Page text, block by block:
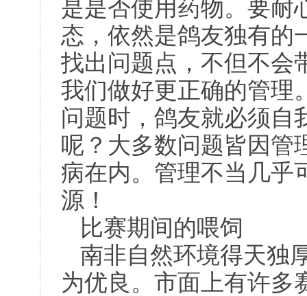
是是否使用药物。要耐
态，依然是鸽友独有的
找出问题点，不但不会
我们做好更正确的管理
问题时，鸽友就必须自
呢？大多数问题皆因管
病在内。管理不当几乎
源！
比赛期间的喂饲
南非自然环境得天独
为优良。市面上有许多